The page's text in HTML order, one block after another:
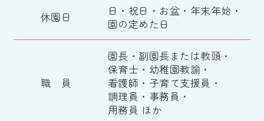
休園日
日・祝日・お盆・年末年始・
園の定めた日
職 員
園長・副園長または教頭・
保育士・幼稚園教諭・
看護師・子育て支援員・
調理員・事務員・
用務員 ほか